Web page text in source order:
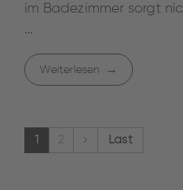
im Badezimmer sorgt
...
Weiterlesen
1 Last